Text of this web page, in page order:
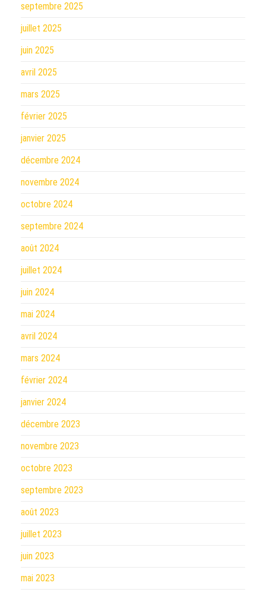
septembre 2025
juillet 2025
juin 2025
avril 2025
mars 2025
février 2025
janvier 2025
décembre 2024
novembre 2024
octobre 2024
septembre 2024
août 2024
juillet 2024
juin 2024
mai 2024
avril 2024
mars 2024
février 2024
janvier 2024
décembre 2023
novembre 2023
octobre 2023
septembre 2023
août 2023
juillet 2023
juin 2023
mai 2023